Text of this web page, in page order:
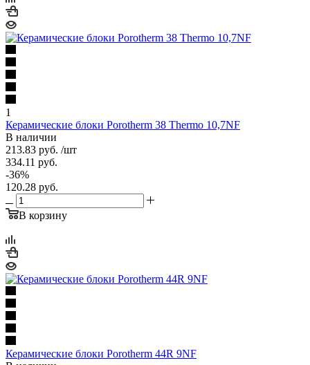
1
Керамические блоки Porotherm 38 Thermo 10,7NF
В наличии
213.83 руб. /шт
334.11 руб.
-36%
120.28 руб.
В корзину
Керамические блоки Porotherm 44R 9NF